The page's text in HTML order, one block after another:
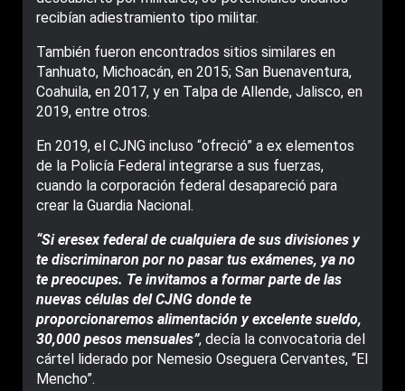
recibían adiestramiento tipo militar.
También fueron encontrados sitios similares en
Tanhuato, Michoacán, en 2015; San Buenaventura,
Coahuila, en 2017, y en Talpa de Allende, Jalisco, en
2019, entre otros.
En 2019, el CJNG incluso “ofreció” a ex elementos
de la Policía Federal integrarse a sus fuerzas,
cuando la corporación federal desapareció para
crear la Guardia Nacional.
“Si eresex federal de cualquiera de sus divisiones y
te discriminaron por no pasar tus exámenes, ya no
te preocupes. Te invitamos a formar parte de las
nuevas células del CJNG donde te
proporcionaremos alimentación y excelente sueldo,
30,000 pesos mensuales”, decía la convocatoria del
cártel liderado por Nemesio Oseguera Cervantes, “El
Mencho”.